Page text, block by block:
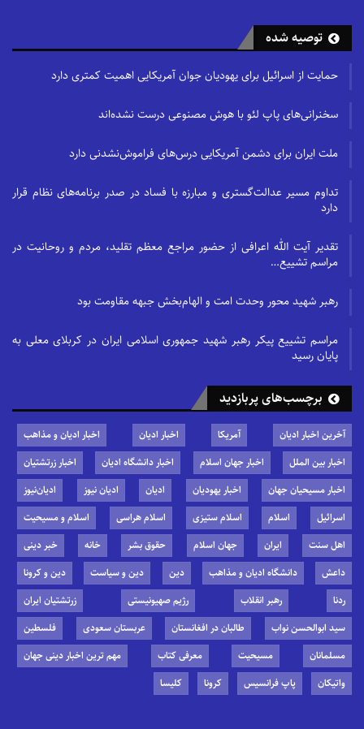
توصیه شده
حمایت از اسرائیل برای یهودیان جوان آمریکایی اهمیت کمتری دارد
سخنرانی‌های پاپ لئو با هوش مصنوعی درست نشده‌اند
ملت ایران برای دشمن آمریکایی درس‌های فراموش‌نشدنی دارد
تداوم مسیر عدالت‌گستری و مبارزه با فساد در صدر برنامه‌های نظام قرار
دارد
تقدیر آیت الله اعرافی از حضور مراجع معظم تقلید، مردم و روحانیت در
مراسم تشییع…
رهبر شهید محور وحدت امت و الهام‌بخش جبهه مقاومت بود
مراسم تشییع پیکر رهبر شهید جمهوری اسلامی ایران در کربلای معلی به
پایان رسید
برچسب‌های پربازدید
آخرین اخبار ادیان آمریکا اخبار ادیان
اخبار ادیان و مذاهب
اخبار بین الملل
اخبار جهان اسلام اخبار دانشگاه ادیان
اخبار زرتشتیان
اخبار مسیحیان جهان
اخبار یهودیان ادیان ادیان نیوز
ادیان‌نیوز
اسرائیل
اسلام اسلام ستیزی اسلام هراسی
اسلام و مسیحیت
اهل سنت
ایران جهان اسلام حقوق بشر خانه
خبر دینی
داعش
دانشگاه ادیان و مذاهب دین دین و سیاست
دین و کرونا
ردنا
رهبر انقلاب رژیم صهیونیستی
زرتشتیان ایران
سید ابوالحسن نواب
طالبان در افغانستان عربستان سعودی
فلسطین
مسلمانان
مسیحیت معرفی کتاب
مهم ترین اخبار دینی جهان
واتیکان
پاپ فرانسیس کرونا کلیسا